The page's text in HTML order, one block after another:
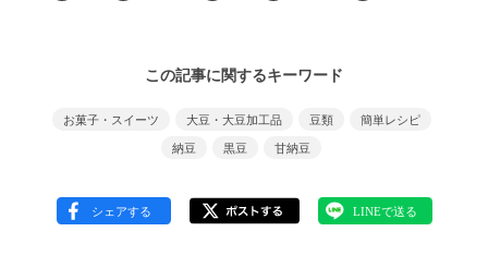
この記事に関するキーワード
お菓子・スイーツ 大豆・大豆加工品 豆類
簡単レシピ
納豆
黒豆 甘納豆